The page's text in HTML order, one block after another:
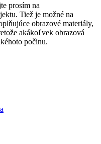
prosím na
Tiež je možné na
obrazové materiály,
akákoľvek obrazová
počinu.